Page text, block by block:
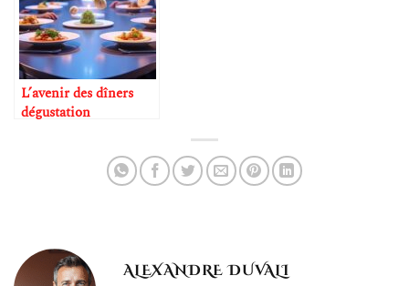
L’avenir des dîners
dégustation
ALEXANDRE DUVALI